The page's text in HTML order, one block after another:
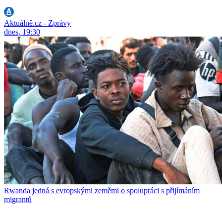
Aktuálně.cz - Zprávy
dnes, 19:30
Rwanda jedná s evropskými zeměmi o spolupráci s přijímáním
migrantů